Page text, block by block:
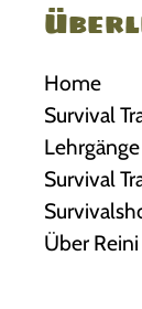
Home
Survival
Lehrgänge
Survival
Über